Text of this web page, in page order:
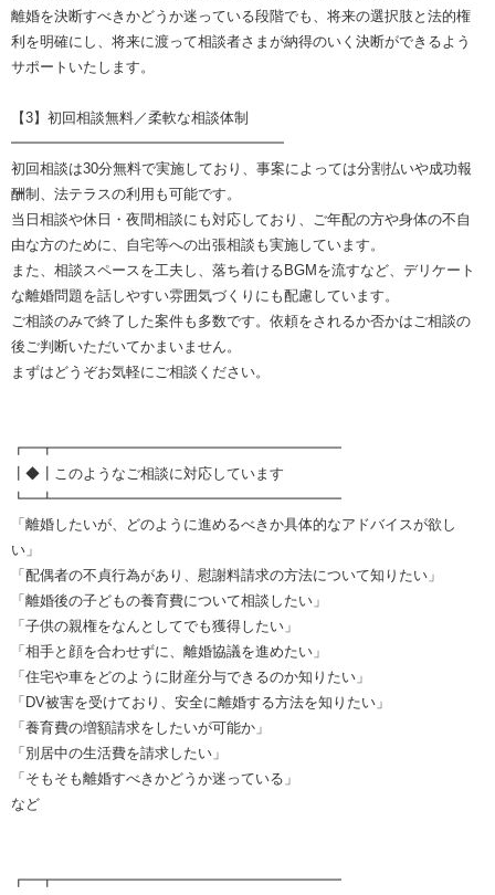
離婚を決断すべきかどうか迷っている段階でも、将来の選択肢と法的権
利を明確にし、将来に渡って相談者さまが納得のいく決断ができるよう
サポートいたします。
【3】初回相談無料／柔軟な相談体制
━━━━━━━━━━━━━━━━━━━
初回相談は30分無料で実施しており、事案によっては分割払いや成功報
酬制、法テラスの利用も可能です。
当日相談や休日・夜間相談にも対応しており、ご年配の方や身体の不自
由な方のために、自宅等への出張相談も実施しています。
また、相談スペースを工夫し、落ち着けるBGMを流すなど、デリケート
な離婚問題を話しやすい雰囲気づくりにも配慮しています。
ご相談のみで終了した案件も多数です。依頼をされるか否かはご相談の
後ご判断いただいてかまいません。
まずはどうぞお気軽にご相談ください。
┏━┳━━━━━━━━━━━━━━━━━━━━
┃◆┃このようなご相談に対応しています
┗━┻━━━━━━━━━━━━━━━━━━━━
「離婚したいが、どのように進めるべきか具体的なアドバイスが欲し
い」
「配偶者の不貞行為があり、慰謝料請求の方法について知りたい」
「離婚後の子どもの養育費について相談したい」
「子供の親権をなんとしてでも獲得したい」
「相手と顔を合わせずに、離婚協議を進めたい」
「住宅や車をどのように財産分与できるのか知りたい」
「DV被害を受けており、安全に離婚する方法を知りたい」
「養育費の増額請求をしたいが可能か」
「別居中の生活費を請求したい」
「そもそも離婚すべきかどうか迷っている」
など
┏━┳━━━━━━━━━━━━━━━━━━━━